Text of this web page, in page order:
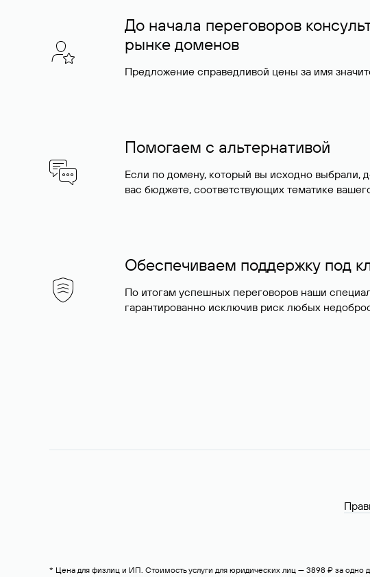
До начала переговоров
рынке доменов
Предложение справедливой цены за имя
Помогаем с альтернативой
Если по домену, который вы исходно выбрали,
вас бюджете, соответствующих тематике
Обеспечиваем поддержку под
По итогам успешных переговоров наши
гарантированно исключив риск любых
* Цена для физлиц и ИП. Стоимость услуги для юридических лиц — 3898 ₽ за